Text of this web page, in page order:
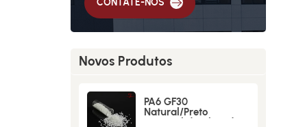
Novos Produtos
PA6 GF30
Natural/Preto
Material de Fibra de